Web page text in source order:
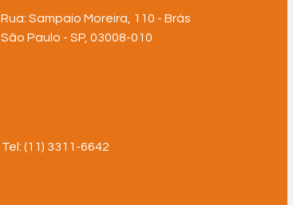
Rua: Sampaio Moreira, 110 - Brás
São Paulo - SP, 03008-010
Tel: (11) 3311-6642